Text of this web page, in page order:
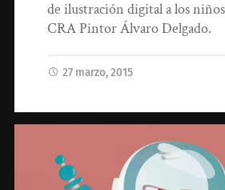
de ilustración digital a los
CRA Pintor Álvaro Delgado.
27 marzo, 2015